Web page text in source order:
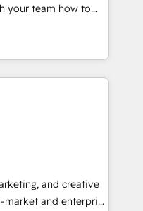
✍️ DocuSign or
🔄 any
Website and
"HubScrub" Tool.
Ask, You
partner built
That means
you need to
faster, and grow
HubSpot portal •
HubSpot • Track
entire buyer journey
and creative
and enterprise